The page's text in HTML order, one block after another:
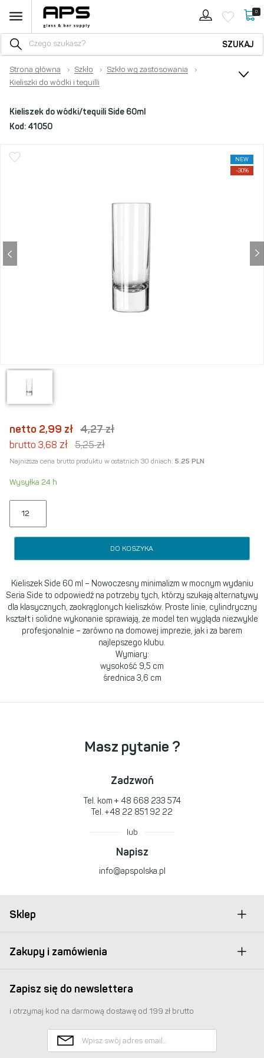
0
SZUKAJ
Strona główna › Szkło › Szkło wg zastosowania
›
Kieliszki do wódki i tequilli
Kieliszek do wódki/tequili Side 60ml
Kod: 41050
NEW
-30%
netto 2,99 zł 4,27zł
brutto 3,68 zł 5,25zł
Najniższa cena brutto produktu w ostatnich 30 dniach: 5.25 PLN
Wysyłka 24 h
DO KOSZYKA
Kieliszek Side 60 ml – Nowoczesny minimalizm w mocnym wydaniu
Seria Side to odpowiedź na potrzeby tych, którzy szukają alternatywy
dla klasycznych, zaokrąglonych kieliszków. Proste linie, cylindryczny
kształt i solidne wykonanie sprawiają, że model ten wygląda niezwykle
profesjonalnie – zarówno na domowej imprezie, jak i za barem
najlepszego klubu.
Wymiary:
wysokość 9,5 cm
średnica 3,6 cm
Masz pytanie ?
Zadzwoń
Tel. kom + 48 668 233 574
Tel. +48 22 851 92 22
lub
Napisz
info@apspolska.pl
Sklep
Zakupy i zamówienia
Zapisz się do newslettera
i otrzymaj kod na darmową dostawę od 199 zł brutto